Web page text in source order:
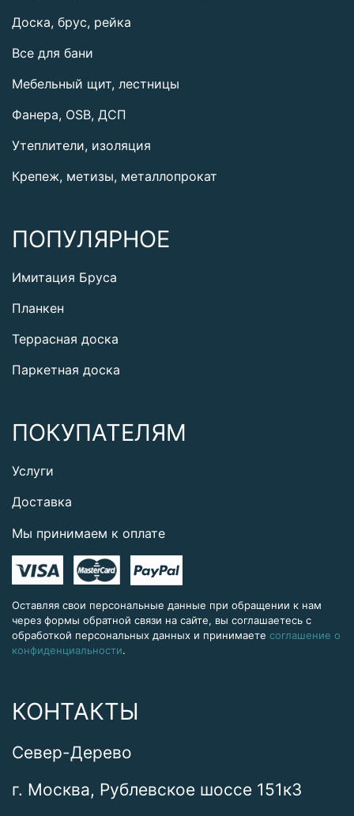
Доска, брус, рейка
Все для бани
Мебельный щит, лестницы
Фанера, OSB, ДСП
Утеплители, изоляция
Крепеж, метизы, металлопрокат
ПОПУЛЯРНОЕ
Имитация Бруса
Планкен
Террасная доска
Паркетная доска
ПОКУПАТЕЛЯМ
Услуги
Доставка
Мы принимаем к оплате
Оставляя свои персональные данные при обращении к нам
через формы обратной связи на сайте, вы соглашаетесь с
обработкой персональных данных и принимаете соглашение о
конфиденциальности.
КОНТАКТЫ
Север-Дерево
г. Москва, Рублевское шоссе 151к3